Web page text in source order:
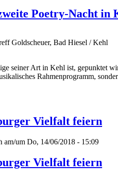
Poetry-Nacht in
Goldscheuer, Bad Hiesel / Kehl
seiner Art in Kehl ist, gepunktet
Rahmenprogramm,
Vielfalt feiern
am/um Do, 14/06/2018 - 15:09
Vielfalt feiern